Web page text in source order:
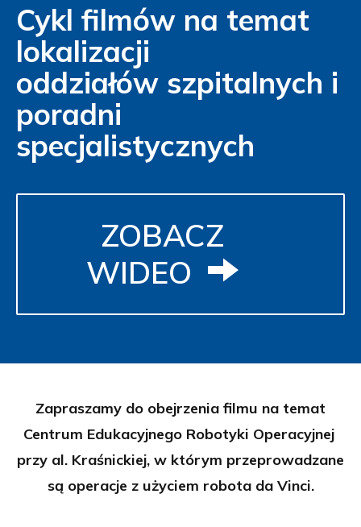
Cykl filmów na temat
lokalizacji
oddziałów szpitalnych i
poradni
specjalistycznych
ZOBACZ
WIDEO
Zapraszamy do obejrzenia filmu na temat
Centrum Edukacyjnego Robotyki Operacyjnej
przy al. Kraśnickiej, w którym przeprowadzane
są operacje z użyciem robota da Vinci.